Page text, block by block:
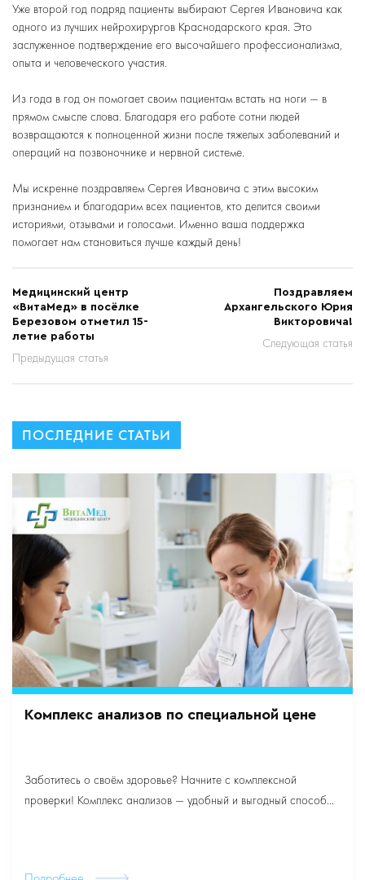
Уже второй год подряд пациенты выбирают Сергея Ивановича как
одного из лучших нейрохирургов Краснодарского края. Это
заслуженное подтверждение его высочайшего профессионализма,
опыта и человеческого участия.
Из года в год он помогает своим пациентам встать на ноги — в
прямом смысле слова. Благодаря его работе сотни людей
возвращаются к полноценной жизни после тяжелых заболеваний и
операций на позвоночнике и нервной системе.
Мы искренне поздравляем Сергея Ивановича с этим высоким
признанием и благодарим всех пациентов, кто делится своими
историями, отзывами и голосами. Именно ваша поддержка
помогает нам становиться лучше каждый день!
Медицинский центр
«ВитаМед» в посёлке
Березовом отметил 15-
летие работы
Предыдущая статья
Поздравляем
Архангельского Юрия
Викторовича!
Следующая статья
ПОСЛЕДНИЕ СТАТЬИ
Комплекс анализов по специальной цене
Заботитесь о своём здоровье? Начните с комплексной
проверки! Комплекс анализов — удобный и выгодный способ...